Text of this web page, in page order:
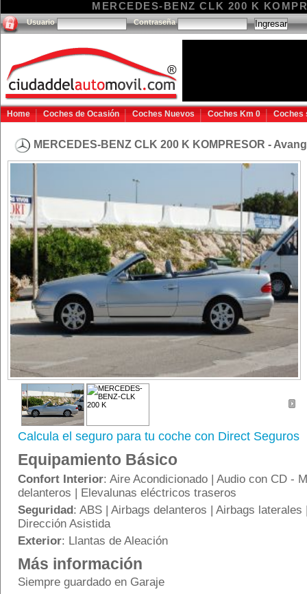
MERCEDES-BENZ CLK 200 K
Usuario Contraseña
Home Coches de Ocasión Coches Nuevos Coches Km 0 Coches
MERCEDES-BENZ CLK 200 K KOMPRESOR -
Calcula el seguro para tu coche con Direct Seguros
Equipamiento Básico
Confort Interior: Aire Acondicionado | Audio con CD -
delanteros | Elevalunas eléctricos traseros
Seguridad: ABS | Airbags delanteros | Airbags
Dirección Asistida
Exterior: Llantas de Aleación
Más información
Siempre guardado en Garaje